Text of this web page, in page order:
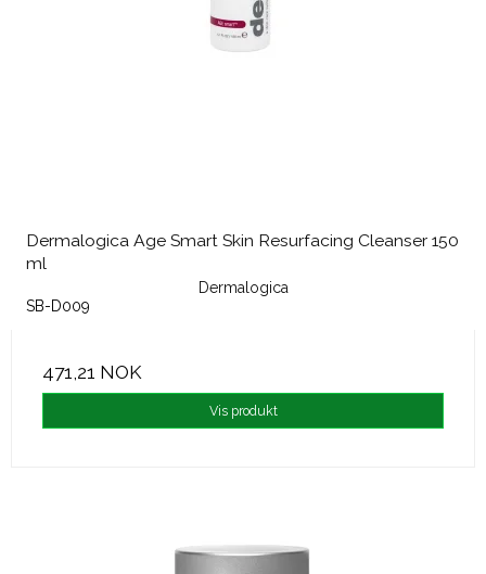
Dermalogica Age Smart Skin Resurfacing Cleanser 150
ml
Dermalogica
SB-D009
471,21 NOK
Vis produkt